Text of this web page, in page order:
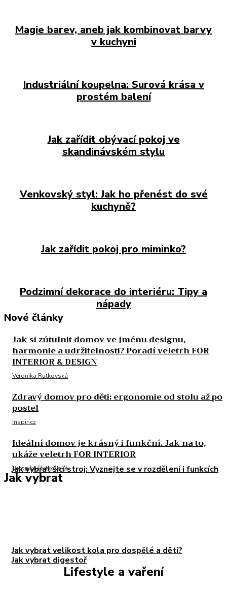
Magie barev, aneb jak kombinovat barvy
v kuchyni
Industriální koupelna: Surová krása v
prostém balení
Jak zařídit obývací pokoj ve
skandinávském stylu
Venkovský styl: Jak ho přenést do své
kuchyně?
Jak zařídit pokoj pro miminko?
Podzimní dekorace do interiéru: Tipy a
nápady
Nové články
Jak si zútulnit domov ve jménu designu,
harmonie a udržitelnosti? Poradí veletrh FOR
INTERIOR & DESIGN
Veronika Rutkovská
Zdravý domov pro děti: ergonomie od stolu až po
postel
Inspiricz
Ideální domov je krásný i funkční. Jak na to,
ukáže veletrh FOR INTERIOR
Veronika Rutkovská
Jak vybrat
Jak vybrat šicí stroj: Vyznejte se v rozdělení i funkcích
Jak vybrat velikost kola pro dospělé a děti?
Jak vybrat digestoř
Lifestyle a vaření